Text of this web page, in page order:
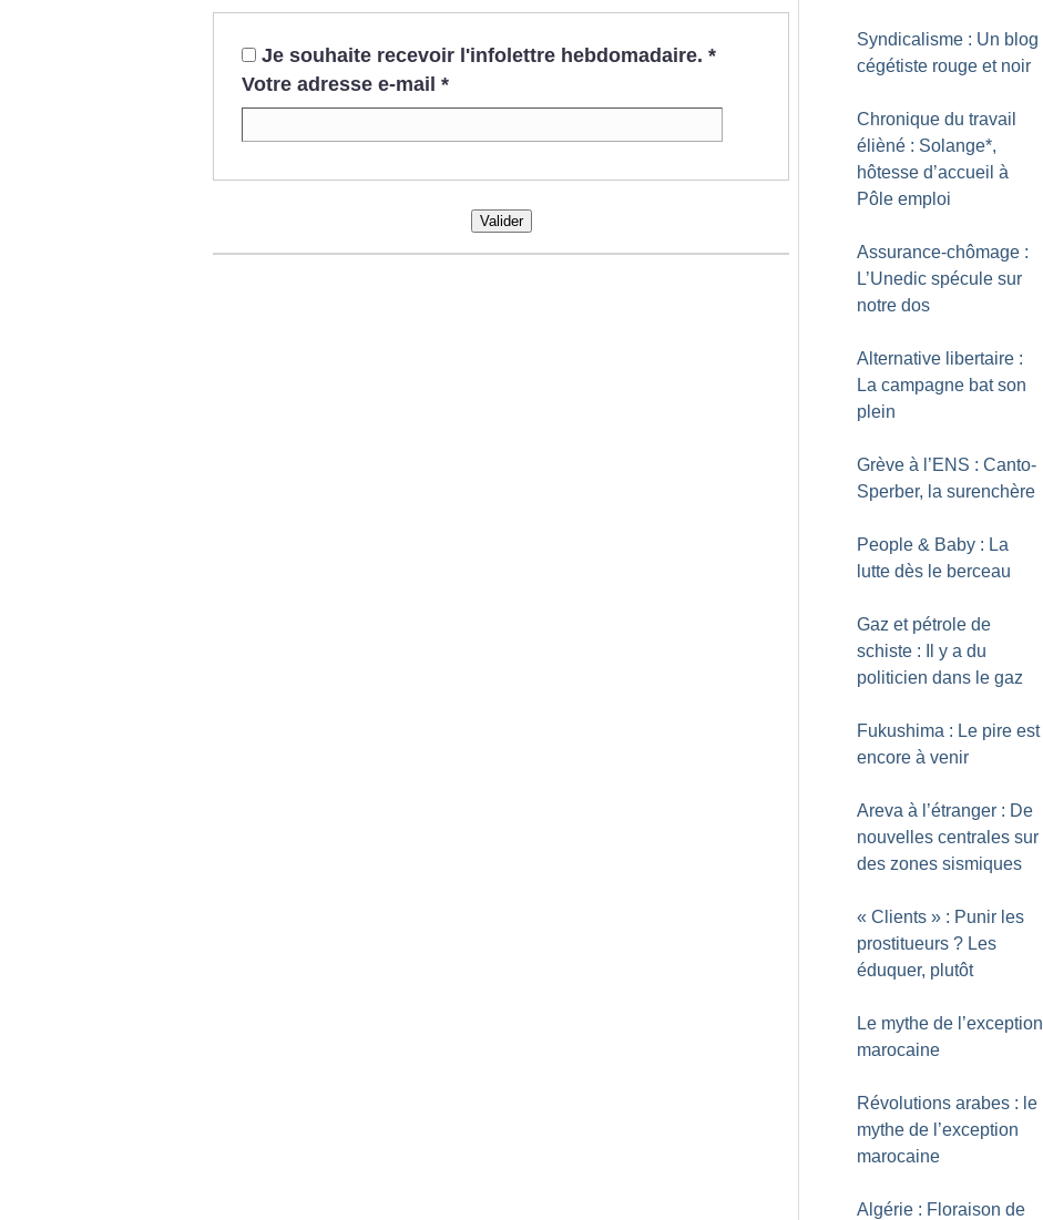
Je souhaite recevoir l'infolettre hebdomadaire. *
Votre adresse e-mail *
Valider
Syndicalisme : Un blog
cégétiste rouge et noir
Chronique du travail
élièné : Solange*,
hôtesse d’accueil à
Pôle emploi
Assurance-chômage :
L’Unedic spécule sur
notre dos
Alternative libertaire :
La campagne bat son
plein
Grève à l’ENS : Canto-
Sperber, la surenchère
People & Baby : La
lutte dès le berceau
Gaz et pétrole de
schiste : Il y a du
politicien dans le gaz
Fukushima : Le pire est
encore à venir
Areva à l’étranger : De
nouvelles centrales sur
des zones sismiques
« Clients » : Punir les
prostitueurs ? Les
éduquer, plutôt
Le mythe de l’exception
marocaine
Révolutions arabes : le
mythe de l’exception
marocaine
Algérie : Floraison de